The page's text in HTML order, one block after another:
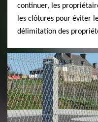
continuer, les
les clôtures pour éviter
délimitation des